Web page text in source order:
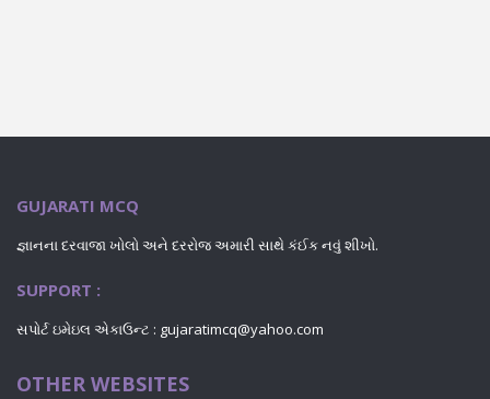
GUJARATI MCQ
જ્ઞાનના દરવાજા ખોલો અને દરરોજ અમારી સાથે કંઈક નવું શીખો.
SUPPORT :
સપોર્ટ ઇમેઇલ એકાઉન્ટ : gujaratimcq@yahoo.com
OTHER WEBSITES